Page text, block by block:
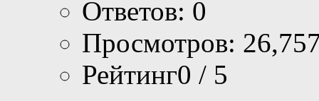
Ответов: 0
Просмотров:
Рейтинг0 / 5